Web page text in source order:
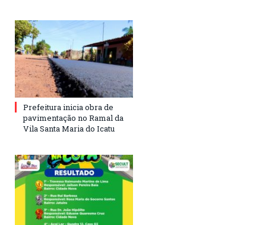
Prefeitura inicia obra de
pavimentação no Ramal da
Vila Santa Maria do Icatu